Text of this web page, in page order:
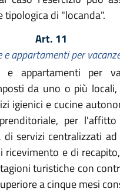
tipologica di "locanda".
Art. 11
e appartamenti per
e appartamenti per
da uno o più
igienici e cucine
per
servizi centralizzati ad
ricevimento e di
turistiche con
a cinque mesi